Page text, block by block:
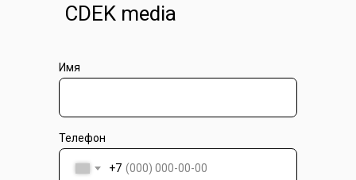
CDEK media
Имя
Телефон
+7